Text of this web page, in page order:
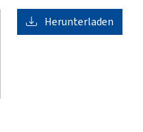
Herunterladen